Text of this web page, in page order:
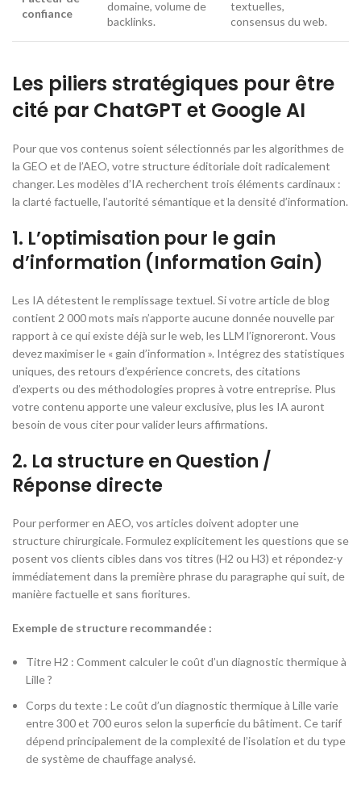
confiance
domaine, volume de
backlinks.
textuelles,
consensus du web.
Les piliers stratégiques pour être
cité par ChatGPT et Google AI
Pour que vos contenus soient sélectionnés par les algorithmes de
la GEO et de l’AEO, votre structure éditoriale doit radicalement
changer. Les modèles d’IA recherchent trois éléments cardinaux :
la clarté factuelle, l’autorité sémantique et la densité d’information.
1. L’optimisation pour le gain
d’information (Information Gain)
Les IA détestent le remplissage textuel. Si votre article de blog
contient 2 000 mots mais n’apporte aucune donnée nouvelle par
rapport à ce qui existe déjà sur le web, les LLM l’ignoreront. Vous
devez maximiser le « gain d’information ». Intégrez des statistiques
uniques, des retours d’expérience concrets, des citations
d’experts ou des méthodologies propres à votre entreprise. Plus
votre contenu apporte une valeur exclusive, plus les IA auront
besoin de vous citer pour valider leurs affirmations.
2. La structure en Question /
Réponse directe
Pour performer en AEO, vos articles doivent adopter une
structure chirurgicale. Formulez explicitement les questions que se
posent vos clients cibles dans vos titres (H2 ou H3) et répondez-y
immédiatement dans la première phrase du paragraphe qui suit, de
manière factuelle et sans fioritures.
Exemple de structure recommandée :
Titre H2 : Comment calculer le coût d’un diagnostic thermique à
Lille ?
Corps du texte : Le coût d’un diagnostic thermique à Lille varie
entre 300 et 700 euros selon la superficie du bâtiment. Ce tarif
dépend principalement de la complexité de l’isolation et du type
de système de chauffage analysé.